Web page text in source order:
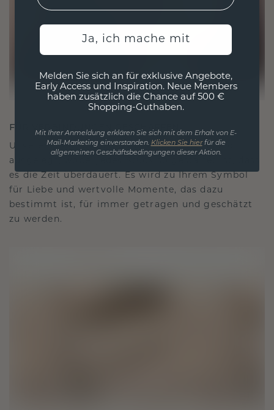
FÜR VERBINDUNGEN GESCHAFFEN
Unsere Designphilosophie ist auf Verbindung
ausgelegt, wobei jedes Stück so gestaltet ist, dass
es die Zeit überdauert. Es wird zu Ihrem Symbol
für Liebe und wertvolle Momente, das dazu
bestimmt ist, für immer getragen und geschätzt
zu werden.
Ja, ich mache mit
Melden Sie sich an für exklusive Angebote,
Early Access und Inspiration. Neue Members
haben zusätzlich die Chance auf 500 €
Shopping-Guthaben.
Mit Ihrer Anmeldung erklären Sie sich mit dem Erhalt von E-
Mail-Marketing einverstanden. Klicken Sie hierfür die
allgemeinen Geschäftsbedingungen dieser Aktion.